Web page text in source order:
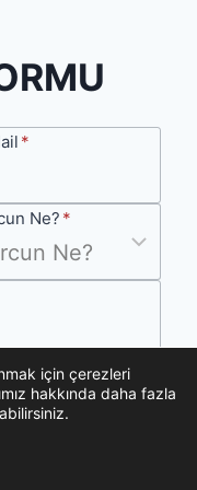
*
Ne? *
için çerezleri
hakkında daha fazla
şeridini kapat